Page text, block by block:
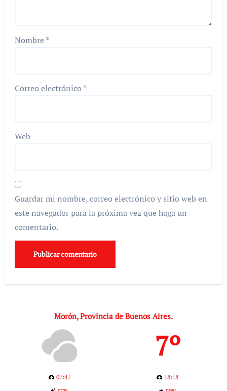
Nombre*
Correo electrónico *
Web
Guardar mi nombre, correo electrónico y sitio web en
este navegador para la próxima vez que haga un
comentario.
Morón, Provincia de Buenos Aires.
7º
07:41
18:18